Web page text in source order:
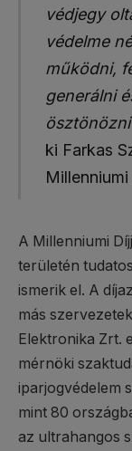
védjegy
védelme
működni,
generálni
ki Farkas
A Millenniumi
területén
ismerik el. A
más
Elektronika Zrt.
mérnöki
iparjogvédelem
mint 80
az ultrahangos